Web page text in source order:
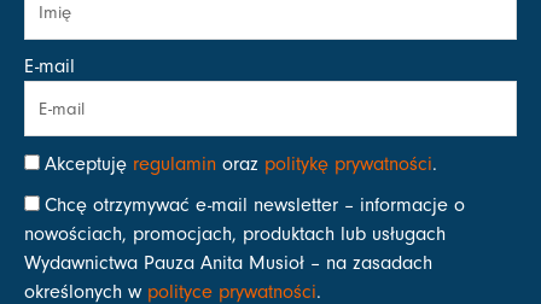
E-mail
Akceptuję regulamin oraz politykę prywatności.
Chcę otrzymywać e-mail newsletter – informacje o
nowościach, promocjach, produktach lub usługach
Wydawnictwa Pauza Anita Musioł – na zasadach
określonych w polityce prywatności.